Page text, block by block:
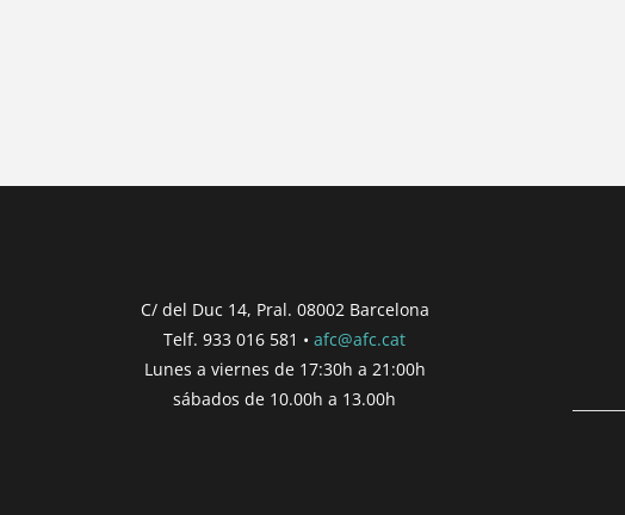
Consultar Participar
C/ del Duc 14, Pral. 08002 Barcelona
Telf. 933 016 581 •afc@afc.cat
Lunes a viernes de 17:30h a 21:00h
sábados de 10.00h a 13.00h